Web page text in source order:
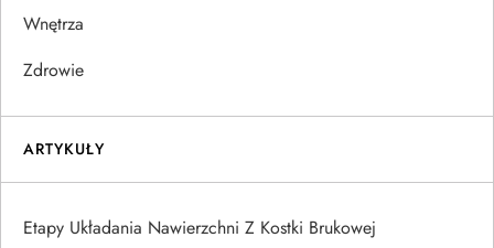
Wnętrza
Zdrowie
ARTYKUŁY
Etapy Układania Nawierzchni Z Kostki Brukowej